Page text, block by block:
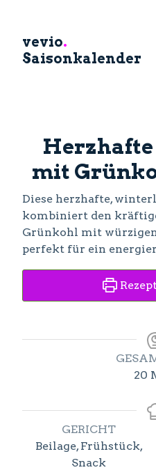
vevio.
Saisonkalender
Herzhafte
mit
Diese herzhafte,
kombiniert den
Grünkohl mit
perfekt für ein
20
GERICHT
Beilage, Frühstück,
Snack